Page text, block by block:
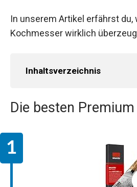
In unserem Artikel erfährst du,
Kochmesser wirklich
Inhaltsverzeichnis
Die besten